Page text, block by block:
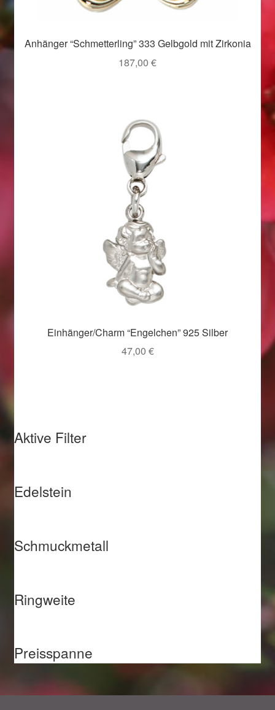
Valentinstag Geschenke
Weihnachtsangebote 2015
Weihnachtsangebote 2016
Weihnachtsangebote 2017
Weihnachtsangebote 2018
Weihnachtsangebote 2019
Weihnachtsangebote 2020
Weihnachtsangebote 2021
Woocommerce Predictive Search
Anhänger “Schmetterling” 333 Gelbgold mit Zirkonia
187,00 €
Einhänger/Charm “Engelchen” 925 Silber
47,00 €
Aktive Filter
Edelstein
Schmuckmetall
Ringweite
Preisspanne